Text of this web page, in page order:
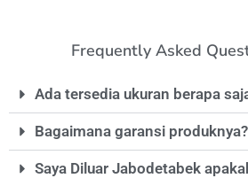
Frequently Asked
Ada tersedia ukuran berapa
Bagaimana garansi produknya?
Saya Diluar Jabodetabek